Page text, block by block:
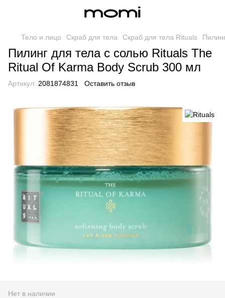
Тело и лицо Скраб для тела Скраб для тела Rituals
Пилинг для тела с солью Rituals The
Ritual Of Karma Body Scrub 300 мл
Артикул: 2081874831 Оставить отзыв
Нет в наличии